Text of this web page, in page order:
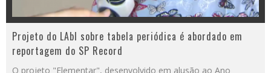
Projeto do LAbI sobre tabela periódica é abordado em
reportagem do SP Record
O projeto "Elementar", desenvolvido em alusão ao Ano